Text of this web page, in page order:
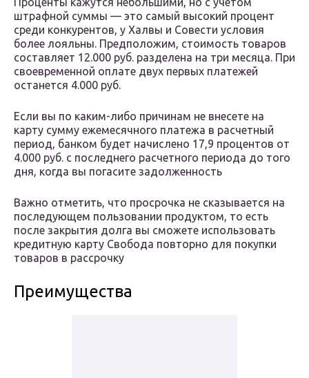
штрафной суммы — это самый высокий процент
среди конкурентов, у Халвы и Совести условия
более лояльны. Предположим, стоимость товаров
составляет 12.000 руб. разделена на три месяца. При
своевременной оплате двух первых платежей
останется 4.000 руб.
Если вы по каким-либо причинам не внесете на
карту сумму ежемесячного платежа в расчетный
период, банком будет начислено 17,9 процентов от
4.000 руб. с последнего расчетного периода до того
дня, когда вы погасите задолженность
Важно отметить, что просрочка не сказывается на
последующем пользовании продуктом, то есть
после закрытия долга вы сможете использовать
кредитную карту Свобода повторно для покупки
товаров в рассрочку
Преимущества